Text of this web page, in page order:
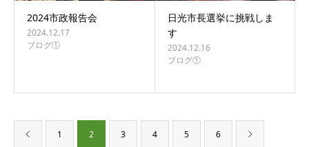
2024市政報告会
2024.12.17
ブログ①
日光市長選挙に挑戦しま
す
2024.12.16
ブログ①
1 2 3 4 5 6